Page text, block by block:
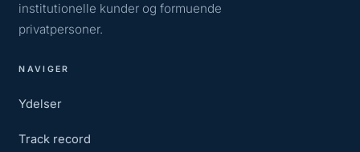
institutionelle kunder og formuende
privatpersoner.
NAVIGER
Ydelser
Track record